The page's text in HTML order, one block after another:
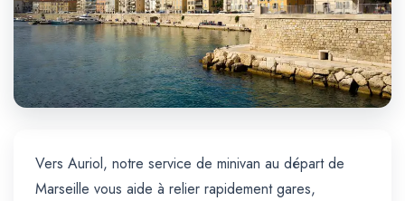
Vers Auriol, notre service de minivan au départ de
Marseille vous aide à relier rapidement gares,